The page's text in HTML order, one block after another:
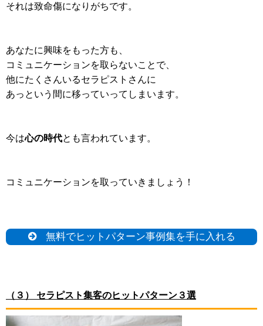
それは致命傷になりがちです。
あなたに興味をもった方も、
コミュニケーションを取らないことで、
他にたくさんいるセラピストさんに
あっという間に移っていってしまいます。
今は心の時代とも言われています。
コミュニケーションを取っていきましょう！
無料でヒットパターン事例集を手に入れる
（３） セラピスト集客のヒットパターン３選